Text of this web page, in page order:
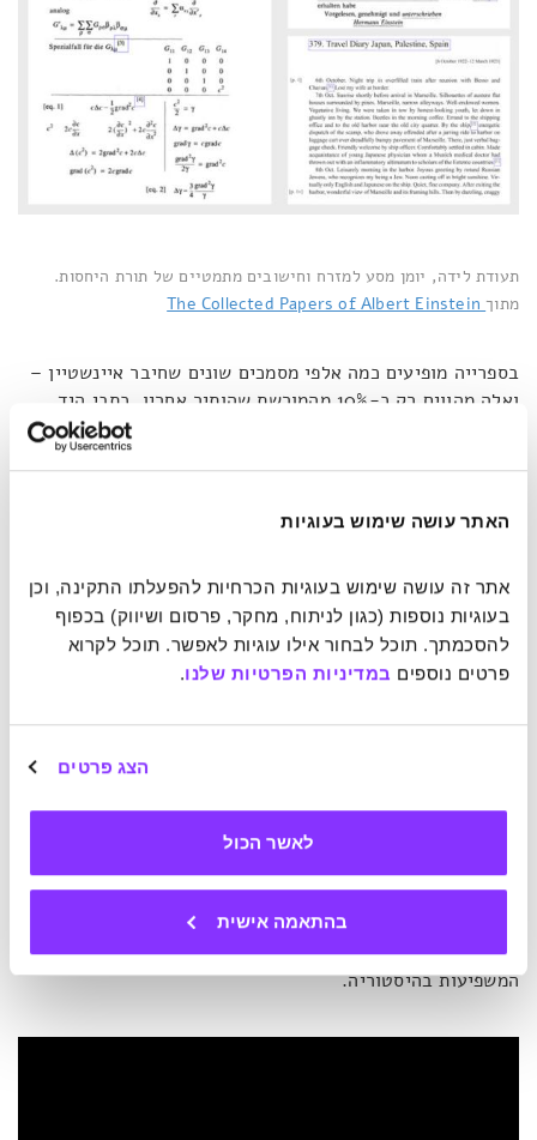
האתר עושה שימוש בעוגיות
פרטים נוספים במדיניות הפרטיות שלנו.
הצג פרטים
לאשר הכול
בהתאמה אישית
תעודת לידה, יומן מסע למזרח וחישובים מתמטיים של תורת היחסות.
מתוך
בספרייה מופיעים כמה אלפי מסמכים שונים שחיבר איינשטיין –
ואלה מהווים רק כ-10% מהמורשת שהותיר אחריו. כתבי היד
בסדר כרונולוגי, החל משנת 1879.
הספרייה מכילה כרכים בגרמנית, שפת האם שבה נכתבו
שנים או לפי מילות חיפוש.
בין הכתבים נמצאים מסמכים היסטוריים שערכם לא יסולא בפז,
כמו תיאוריות פיזיקליות ומשוואות מתמטיות שהובילו לאחת
מפריצות הדרך המדעיות הגדולות בתולדות האנושות – תורת
היחסות. עבודתו על תורת היחסות ותרומתו לפיתוח תיאוריית
מרחב, אור, חומר – והיקום בכלל. לצד מסמכים אלה אפשר
שלו, מכתביו לאחותו מאיה, הערות של אמו על הצלחתו בבית
התכתבויותיו עם אשתו ומחשבות שעברו בראשו בגיל 12.
משמעות הספרייה היא גישה ציבורית חופשית אל אוצר
אינטלקטואלי בל יתואר. זוהי הזדמנות נדירה לכל אדם להתחבר
באופן אינטימי לחייה המדעיים והאישיים של אחת הדמויות
המשפיעות בהיסטוריה.